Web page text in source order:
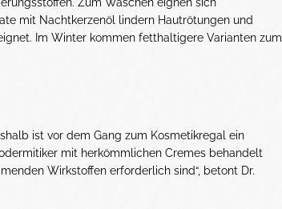
mit Nachtkerzenöl lindern Hautrötungen und
Im Winter kommen fetthaltigere Varianten zum
ist vor dem Gang zum Kosmetikregal ein
mit herkömmlichen Cremes behandelt
Wirkstoffen erforderlich sind“, betont Dr.